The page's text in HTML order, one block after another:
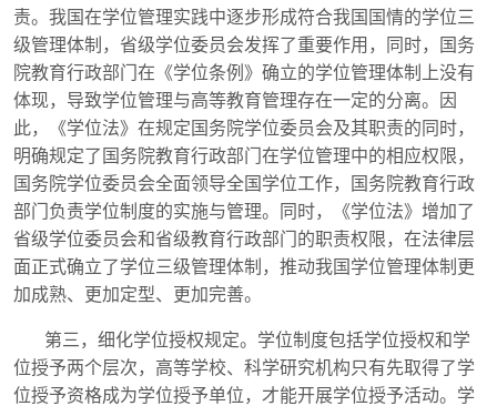
责。我国在学位管理实践中逐步形成符合我国国情的学位三
级管理体制，省级学位委员会发挥了重要作用，同时，国务
院教育行政部门在《学位条例》确立的学位管理体制上没有
体现，导致学位管理与高等教育管理存在一定的分离。因
此，《学位法》在规定国务院学位委员会及其职责的同时，
明确规定了国务院教育行政部门在学位管理中的相应权限，
国务院学位委员会全面领导全国学位工作，国务院教育行政
部门负责学位制度的实施与管理。同时，《学位法》增加了
省级学位委员会和省级教育行政部门的职责权限，在法律层
面正式确立了学位三级管理体制，推动我国学位管理体制更
加成熟、更加定型、更加完善。
第三，细化学位授权规定。学位制度包括学位授权和学
位授予两个层次，高等学校、科学研究机构只有先取得了学
位授予资格成为学位授予单位，才能开展学位授予活动。学